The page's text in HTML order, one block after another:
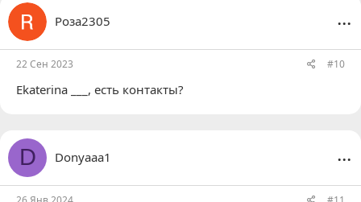
ц
и
:
Роза2305 ...
22 Сен 2023 #10
Ekaterina ___ , есть контакты?
D Donyaaa1 ...